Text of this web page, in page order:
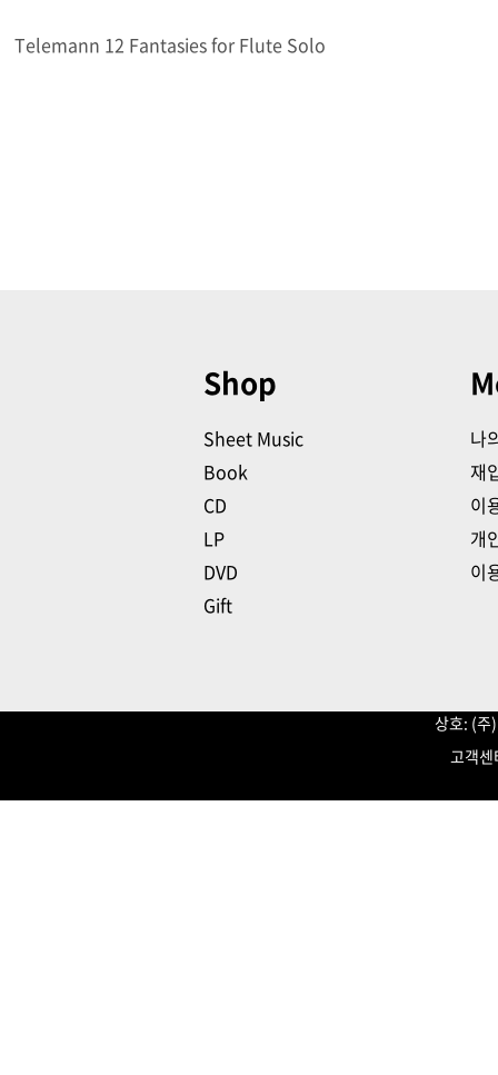
Telemann 12 Fantasies for Flute Solo
Shop
Sheet Music
Book
CD
LP
DVD
Gift
나
재
이
개
이
상호: (
고객